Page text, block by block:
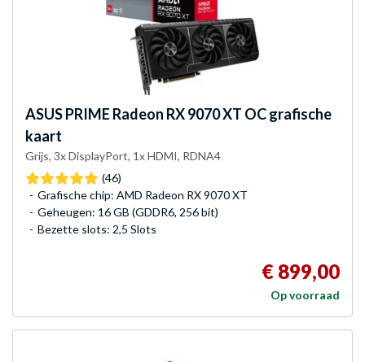
ASUSPRIME Radeon RX 9070 XT OC grafische
kaart
Grijs, 3x DisplayPort, 1x HDMI, RDNA4
(46)
Grafische chip: AMD Radeon RX 9070 XT
Geheugen: 16 GB (GDDR6, 256 bit)
Bezette slots: 2,5 Slots
€ 899,00
Op voorraad